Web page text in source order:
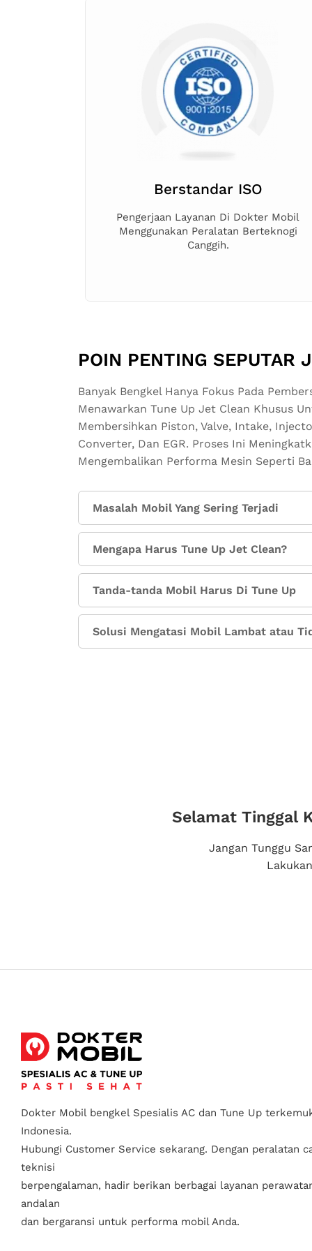
Berstandar ISO
Pengerjaan Layanan Di Dokter Mobil
Menggunakan Peralatan Berteknogi
Canggih.
POIN PENTING SEPUTAR
Banyak Bengkel Hanya Fokus Pada
Menawarkan Tune Up Jet Clean Khusus
Membersihkan Piston, Valve, Intake,
Converter, Dan EGR. Proses Ini
Mengembalikan Performa Mesin Seperti
Masalah Mobil Yang Sering Terjadi
Mengapa Harus Tune Up Jet Clean?
Tanda-tanda Mobil Harus Di Tune Up
Solusi Mengatasi Mobil Lambat atau
Selamat Tinggal
Jangan Tunggu
Dokter Mobil bengkel Spesialis AC dan Tune Up
Indonesia.
Hubungi Customer Service sekarang. Dengan peralatan
teknisi
berpengalaman, hadir berikan berbagai layanan
andalan
dan bergaransi untuk performa mobil Anda.